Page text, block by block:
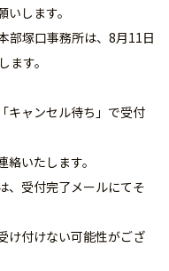
します。
部塚口事務所は、8月11日
す。
キャンセル待ち」で受付
いたします。
、受付完了メールにてそ
け付けない可能性がござ